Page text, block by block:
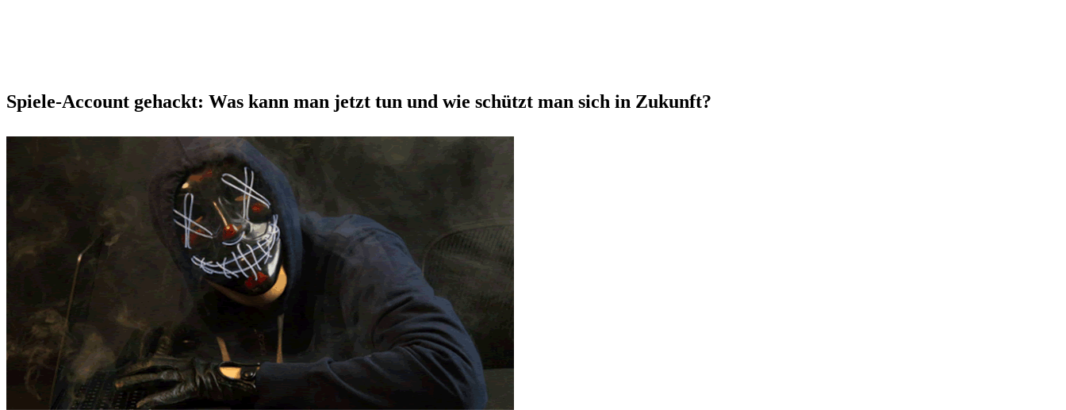
Spiele-Account gehackt: Was kann man jetzt tun und wie schützt man sich in Zukunft?